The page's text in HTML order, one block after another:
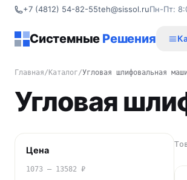
+7 (4812) 54-82-55teh@sissol.ruПн-Пт:
Системные Решения
Главная/ Каталог/Угловая шлифовальная
Угловая
Цена
1073 – 13582 ₽